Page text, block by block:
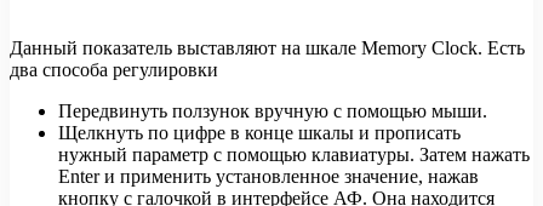
Данный показатель выставляют на шкале Memory Clock. Есть
два способа регулировки
Передвинуть ползунок вручную с помощью мыши.
Щелкнуть по цифре в конце шкалы и прописать
нужный параметр с помощью клавиатуры. Затем нажать
Enter и применить установленное значение, нажав
кнопку с галочкой в интерфейсе АФ. Она находится